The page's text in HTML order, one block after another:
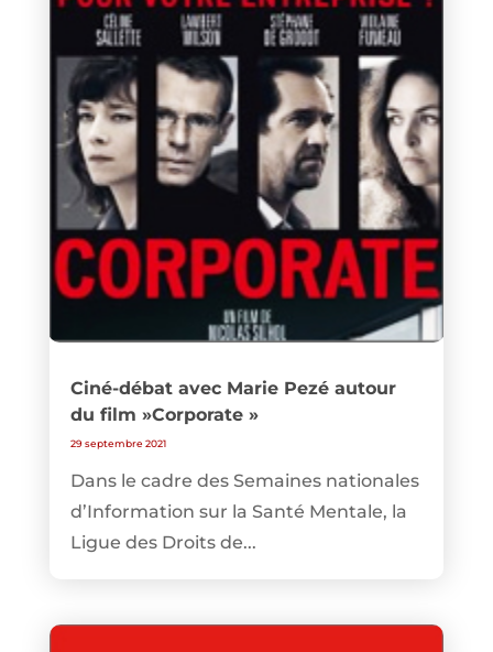
Ciné-débat avec Marie Pezé autour
du film »Corporate »
29 septembre 2021
Dans le cadre des Semaines nationales
d’Information sur la Santé Mentale, la
Ligue des Droits de...